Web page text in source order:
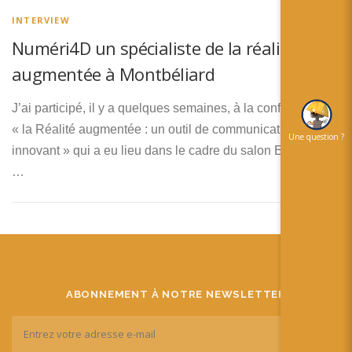
Español
INTERVIEW
Numéri4D un spécialiste de la réalité
augmentée à Montbéliard
J’ai participé, il y a quelques semaines, à la conférence
« la Réalité augmentée : un outil de communication
innovant » qui a eu lieu dans le cadre du salon ExperTIC à
…
ABONNEMENT À NOTRE NEWSLETTER
Une question ?